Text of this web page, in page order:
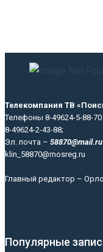
Телекомпания ТВ
Телефоны 8-49624-5-88-70
8-49624-2-43-88;
Эл. почта – 58870@mail.ru
klin_58870@mosreg.ru
Главный редактор –
Популярные